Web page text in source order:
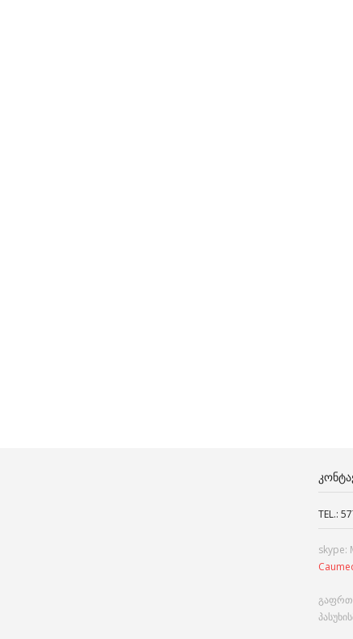
TEL.:
skype: